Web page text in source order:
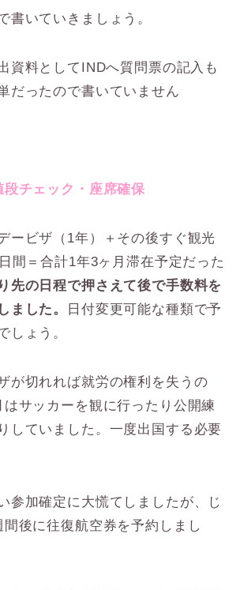
書いていきましょう。
資料としてINDへ質問票の記入も
だったので書いていません
段チェック・座席確保
ービザ（1年）＋その後すぐ観光
間＝合計1年3ヶ月滞在予定だった
先の日程で押さえて後で手数料を
ました。
日付変更可能な種類で予
しょう。
が切れれば就労の権利を失うの
サッカーを観に行ったり公開練
していました。一度出国する必要
参加確定に大慌てしましたが、じ
間後に往復航空券を予約しまし